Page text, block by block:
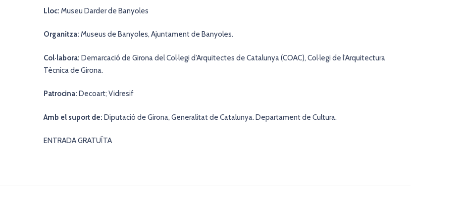
Lloc: Museu Darder de Banyoles
Organitza: Museus de Banyoles, Ajuntament de Banyoles.
Col·labora: Demarcació de Girona del Col·legi d’Arquitectes de Catalunya (COAC), Col·legi de l’Arquitectura
Tècnica de Girona.
Patrocina: Decoart; Vidresif
Amb el suport de: Diputació de Girona, Generalitat de Catalunya. Departament de Cultura.
ENTRADA GRATUÏTA